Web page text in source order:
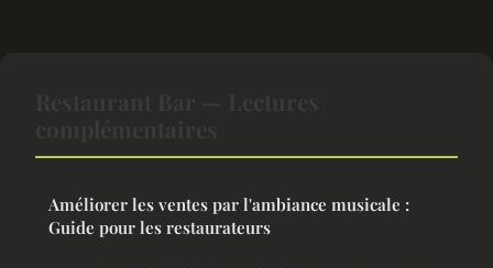
Améliorer les ventes par l'ambiance musicale :
Guide pour les restaurateurs